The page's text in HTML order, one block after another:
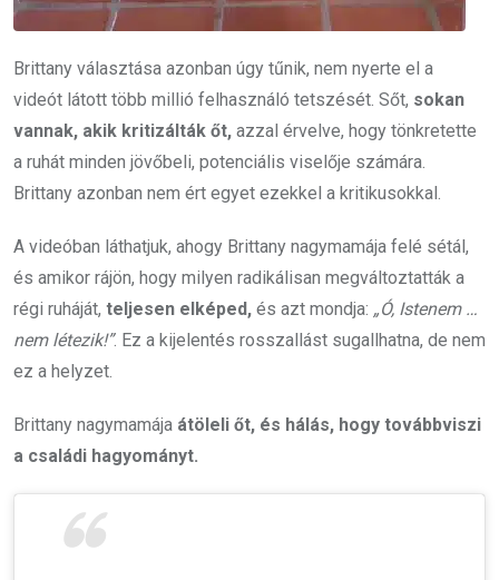
Brittany választása azonban úgy tűnik, nem nyerte el a
videót látott több millió felhasználó tetszését. Sőt, sokan
vannak, akik kritizálták őt, azzal érvelve, hogy tönkretette
a ruhát minden jövőbeli, potenciális viselője számára.
Brittany azonban nem ért egyet ezekkel a kritikusokkal.
A videóban láthatjuk, ahogy Brittany nagymamája felé sétál,
és amikor rájön, hogy milyen radikálisan megváltoztatták a
régi ruháját, teljesen elképed, és azt mondja: „Ó, Istenem …
nem létezik!”. Ez a kijelentés rosszallást sugallhatna, de nem
ez a helyzet.
Brittany nagymamája átöleli őt, és hálás, hogy továbbviszi
a családi hagyományt.